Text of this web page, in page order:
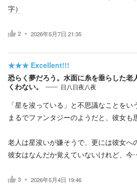
字）
2 2026年5月7日 21:35
★★★ Excellent!!!
恐らく夢だろう。水面に糸を垂らした老
くわない。
日八日夜八夜
「星を浚っている」と不思議なことをい
まるでファンタジーのようだと、彼女も
老人は星浚いが嫌そうで、更には彼女へ
彼女はなんだか覚えていないけれど、
3 2026年5月4日 19:46